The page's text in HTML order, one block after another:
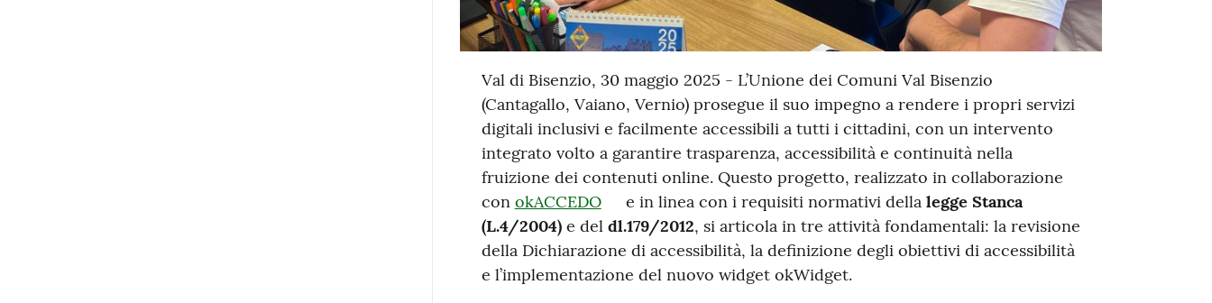
Contenuto
Val di Bisenzio, 30 maggio 2025 - L’Unione dei Comuni Val Bisenzio
(Cantagallo, Vaiano, Vernio) prosegue il suo impegno a rendere i propri servizi
digitali inclusivi e facilmente accessibili a tutti i cittadini, con un intervento
integrato volto a garantire trasparenza, accessibilità e continuità nella
fruizione dei contenuti online. Questo progetto, realizzato in collaborazione
con okACCEDO e in linea con i requisiti normativi dellalegge Stanca
(L.4/2004)e del dl.179/2012, si articola in tre attività fondamentali: la revisione
della Dichiarazione di accessibilità, la definizione degli obiettivi di accessibilità
e l’implementazione del nuovo widget okWidget.